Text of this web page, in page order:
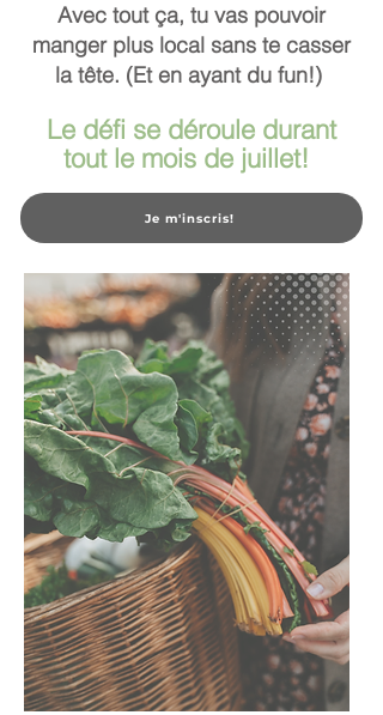
Avec tout ça, tu vas pouvoir
manger plus local sans te casser
la tête. (Et en ayant du fun!)
Le défi se déroule durant
tout le mois de juillet!
Je m'inscris!